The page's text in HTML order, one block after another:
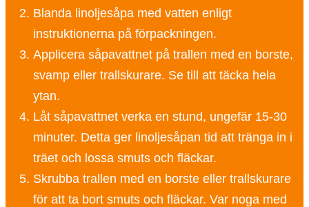
Blanda linoljesåpa med vatten enligt
instruktionerna på förpackningen.
Applicera såpavattnet på trallen med en borste,
svamp eller trallskurare. Se till att täcka hela
ytan.
Låt såpavattnet verka en stund, ungefär 15-30
minuter. Detta ger linoljesåpan tid att tränga in i
träet och lossa smuts och fläckar.
Skrubba trallen med en borste eller trallskurare
för att ta bort smuts och fläckar. Var noga med